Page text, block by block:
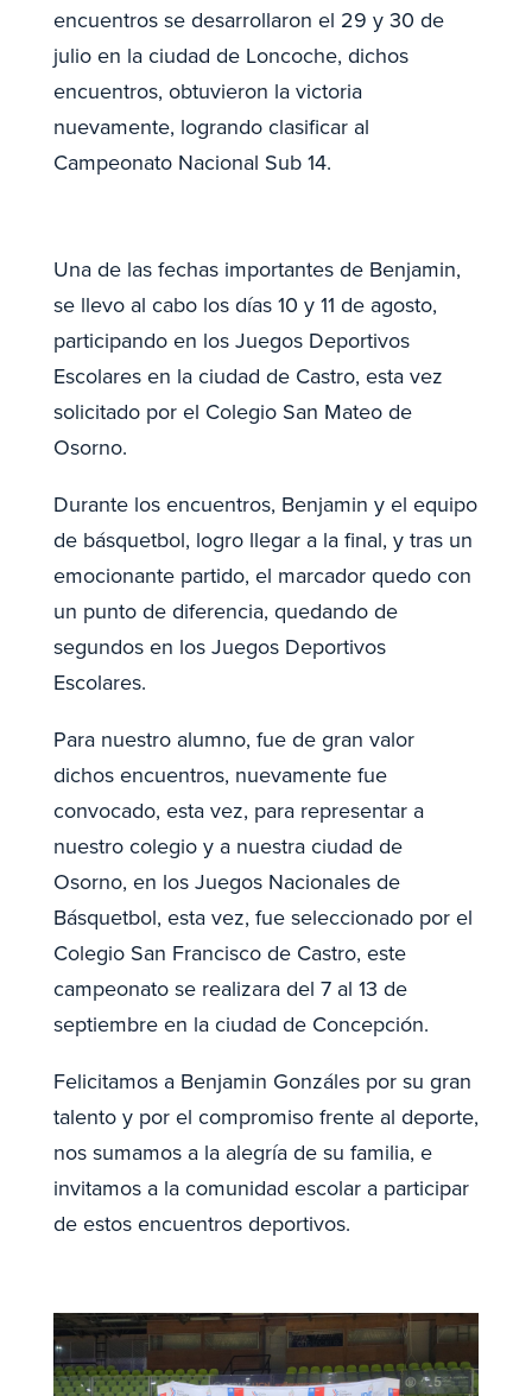
encuentros se desarrollaron el 29 y 30 de
julio en la ciudad de Loncoche, dichos
encuentros, obtuvieron la victoria
nuevamente, logrando clasificar al
Campeonato Nacional Sub 14.
Una de las fechas importantes de Benjamin,
se llevo al cabo los días 10 y 11 de agosto,
participando en los Juegos Deportivos
Escolares en la ciudad de Castro, esta vez
solicitado por el Colegio San Mateo de
Osorno.
Durante los encuentros, Benjamin y el equipo
de básquetbol, logro llegar a la final, y tras un
emocionante partido, el marcador quedo con
un punto de diferencia, quedando de
segundos en los Juegos Deportivos
Escolares.
Para nuestro alumno, fue de gran valor
dichos encuentros, nuevamente fue
convocado, esta vez, para representar a
nuestro colegio y a nuestra ciudad de
Osorno, en los Juegos Nacionales de
Básquetbol, esta vez, fue seleccionado por el
Colegio San Francisco de Castro, este
campeonato se realizara del 7 al 13 de
septiembre en la ciudad de Concepción.
Felicitamos a Benjamin Gonzáles por su gran
talento y por el compromiso frente al deporte,
nos sumamos a la alegría de su familia, e
invitamos a la comunidad escolar a participar
de estos encuentros deportivos.